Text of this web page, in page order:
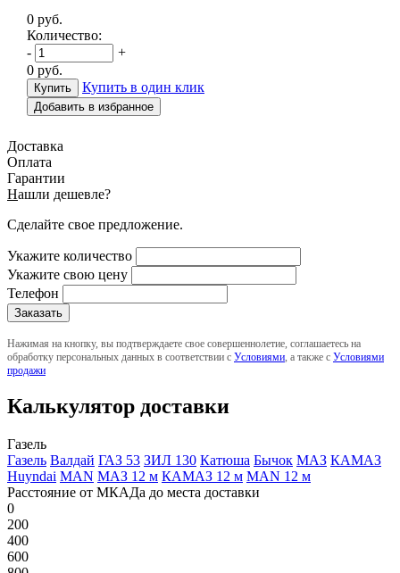
0 руб.
Количество:
-
+
0 руб.
Купить в один клик
Добавить в избранное
Доставка
Оплата
Гарантии
Нашли дешевле?
Сделайте свое предложение.
Укажите количество
Укажите свою цену
Телефон
Нажимая на кнопку, вы подтверждаете свое совершеннолетие, соглашаетесь на
обработку персональных данных в соответствии с Условиями , а также с Условиями
продажи
Калькулятор доставки
Газель
Газель Валдай ГАЗ 53 ЗИЛ 130 Катюша Бычок МАЗ КАМАЗ
Huyndai MAN МАЗ 12 м КАМАЗ 12 м MAN 12 м
Расстояние от МКАДа до места доставки
0
200
400
600